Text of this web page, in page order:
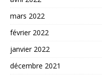
mars 2022
février 2022
janvier 2022
décembre 2021